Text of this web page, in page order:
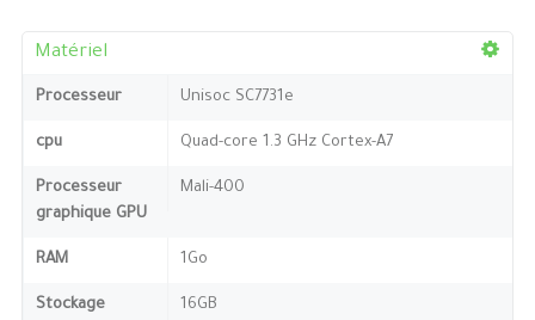
Matériel
Processeur Unisoc SC7731e
cpu Quad-core 1.3 GHz Cortex-A7
Processeur
graphique GPU
Mali-400
RAM 1Go
Stockage
16GB